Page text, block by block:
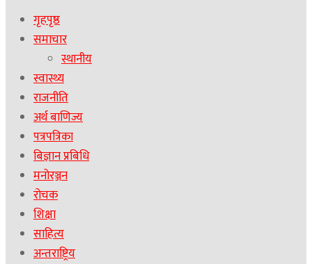
गृहपृष्ठ
समाचार
स्थानीय
स्वास्थ्य
राजनीति
अर्थ बाणिज्य
पत्रपत्रिका
बिज्ञान प्रबिधि
मनोरञ्जन
रोचक
शिक्षा
साहित्य
अन्तराष्ट्रिय